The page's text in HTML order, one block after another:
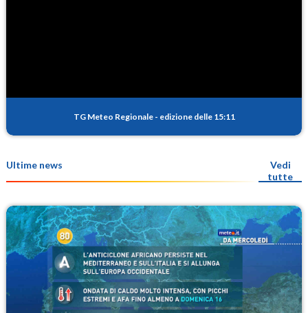
TG Meteo Regionale - edizione delle 15:11
Ultime news
Vedi
tutte